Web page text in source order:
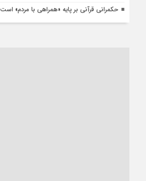
حکمرانی قرآنی بر پایه «همراهی با مردم» است